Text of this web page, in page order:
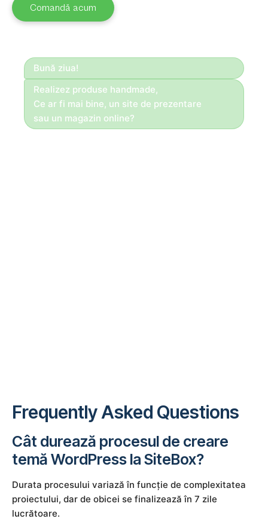
Comandă acum
Bună ziua!
Realizez produse handmade,
Ce ar fi mai bine, un site de prezentare
sau un magazin online?
Frequently Asked Questions
Cât durează procesul de creare
temă WordPress la SiteBox?
Durata procesului variază în funcție de complexitatea
proiectului, dar de obicei se finalizează în 7 zile
lucrătoare.